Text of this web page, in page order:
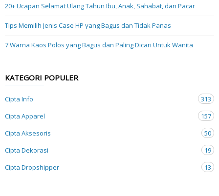
20+ Ucapan Selamat Ulang Tahun Ibu, Anak, Sahabat, dan Pacar
Tips Memilih Jenis Case HP yang Bagus dan Tidak Panas
7 Warna Kaos Polos yang Bagus dan Paling Dicari Untuk Wanita
KATEGORI POPULER
Cipta Info
313
Cipta Apparel
157
Cipta Aksesoris
50
Cipta Dekorasi
19
Cipta Dropshipper
13